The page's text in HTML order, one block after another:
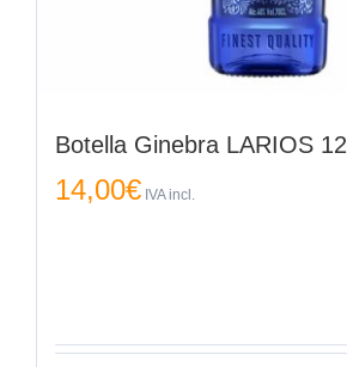
Botella Ginebra LARIOS 12
14,00€ IVA incl.